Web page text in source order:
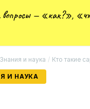
вопросы — «как?»,
Знания и наука / Кто такие
И НАУКА